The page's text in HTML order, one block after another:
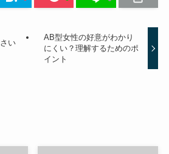
い
AB型女性の好意がわかり
にくい？理解するためのポ
イント